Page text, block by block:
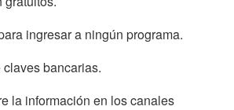
ingresar a ningún programa.
bancarias.
la información en los canales